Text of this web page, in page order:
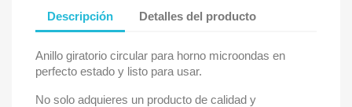
Descripción Detalles del producto
Anillo giratorio circular para horno microondas en
perfecto estado y listo para usar.
No solo adquieres un producto de calidad y